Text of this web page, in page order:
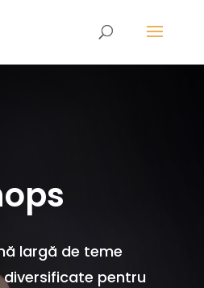
largă de teme
diversificate pentru